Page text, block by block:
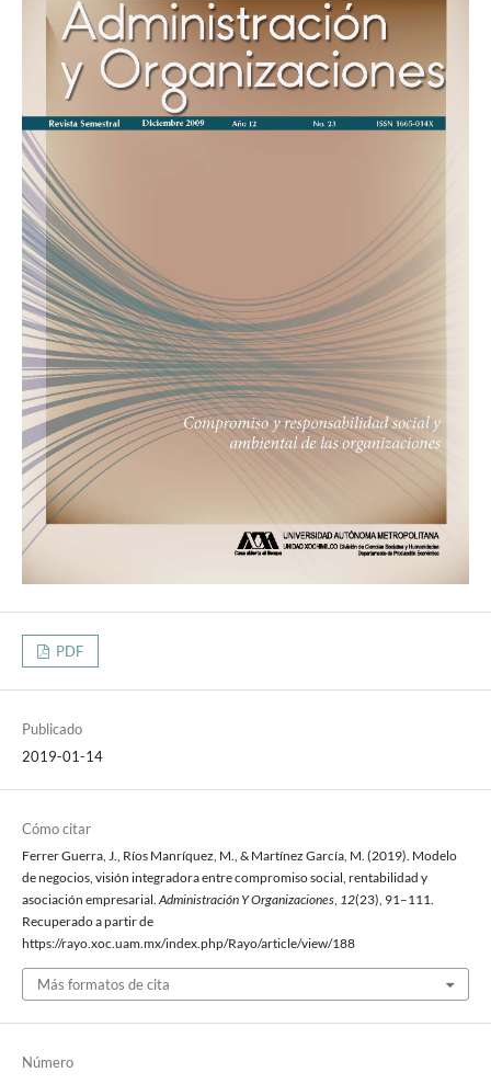
PDF
Publicado
2019-01-14
Cómo citar
Ferrer Guerra, J., Ríos Manríquez, M., & Martínez García, M. (2019). Modelo
de negocios, visión integradora entre compromiso social, rentabilidad y
asociación empresarial.Administración Y Organizaciones, 12(23), 91–111.
Recuperado a partir de
https://rayo.xoc.uam.mx/index.php/Rayo/article/view/188
Más formatos de cita
Número